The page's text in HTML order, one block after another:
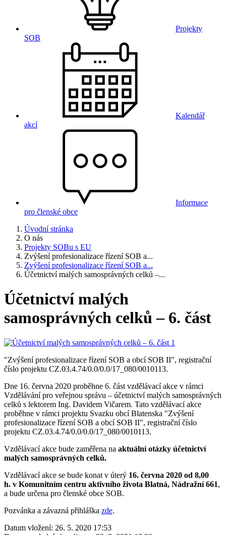
Projekty
SOB
Kalendář
akcí
Informace
pro členské obce
Úvodní stránka
O nás
Projekty SOBu s EU
Zvýšení profesionalizace řízení SOB a...
Zvýšení profesionalizace řízení SOB a...
Účetnictví malých samosprávných celků –...
Účetnictví malých
samosprávných celků – 6. část
"Zvýšení profesionalizace řízení SOB a obcí SOB II", registrační
číslo projektu CZ.03.4.74/0.0/0.0/17_080/0010113.
Dne 16. června 2020 proběhne 6. část vzdělávací akce v rámci
Vzdělávání pro veřejnou správu – účetnictví malých samosprávných
celků s lektorem Ing. Davidem Vičarem. Tato vzdělávací akce
proběhne v rámci projektu Svazku obcí Blatenska "Zvýšení
profesionalizace řízení SOB a obcí SOB II", registrační číslo
projektu CZ.03.4.74/0.0/0.0/17_080/0010113.
Vzdělávací akce bude zaměřena na aktuální otázky účetnictví
malých samosprávných celků.
Vzdělávací akce se bude konat v úterý 16. června 2020 od 8,00
h. v Komunitním centru aktivního života Blatná, Nádražní 661,
a bude určena pro členské obce SOB.
Pozvánka a závazná přihláška zde.
Datum vložení: 26. 5. 2020 17:53